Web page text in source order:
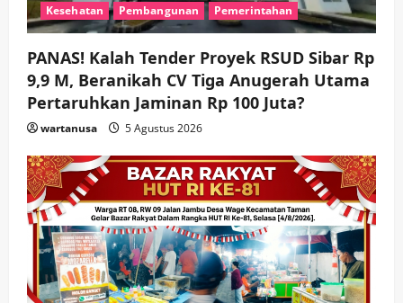
Kesehatan Pembangunan Pemerintahan
PANAS! Kalah Tender Proyek RSUD Sibar Rp
9,9 M, Beranikah CV Tiga Anugerah Utama
Pertaruhkan Jaminan Rp 100 Juta?
wartanusa 5 Agustus 2026